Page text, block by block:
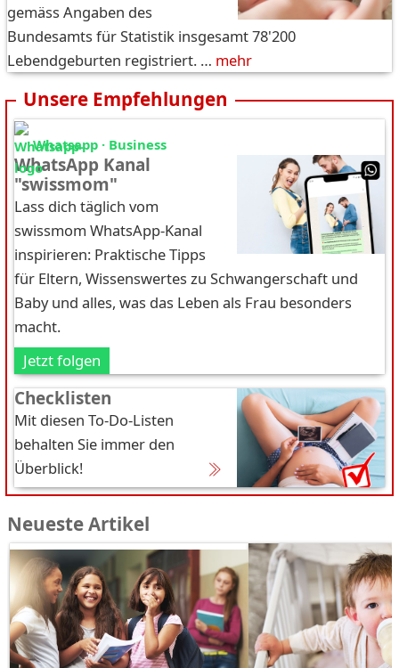
gemäss Angaben des
Bundesamts für Statistik insgesamt 78'200
Lebendgeburten registriert. … mehr
Unsere Empfehlungen
Whatsapp · Business
WhatsApp Kanal
"swissmom"
Lass dich täglich vom
swissmom WhatsApp-Kanal
inspirieren: Praktische Tipps
für Eltern, Wissenswertes zu Schwangerschaft und
Baby und alles, was das Leben als Frau besonders
macht.
Jetzt folgen
Checklisten
Mit diesen To-Do-Listen
behalten Sie immer den
Überblick!
Neueste Artikel